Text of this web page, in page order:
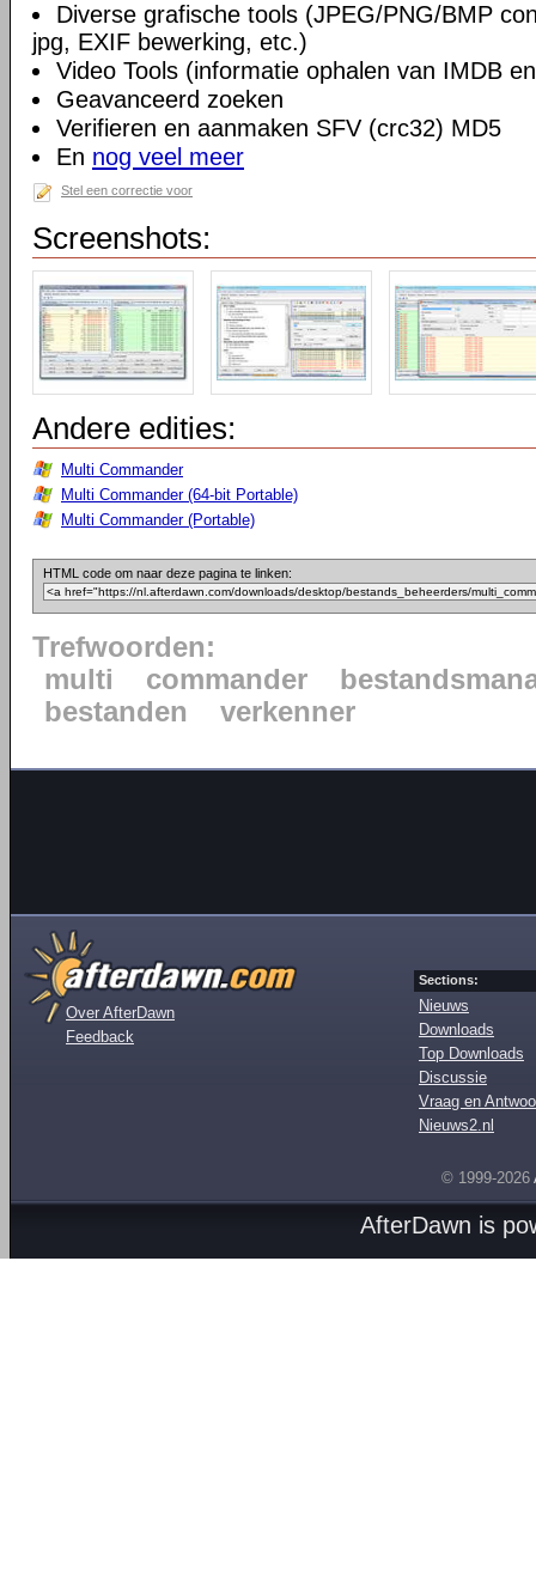
Diverse grafische tools (JPEG/PNG/BMP
jpg, EXIF bewerking, etc.)
Video Tools (informatie ophalen van IMDB
Geavanceerd zoeken
Verifieren en aanmaken SFV (crc32) MD5
En nog veel meer
Stel een correctie voor
Screenshots:
Andere edities:
Multi Commander
Multi Commander (64-bit Portable)
Multi Commander (Portable)
HTML code om naar deze pagina te linken:
Trefwoorden:
multi
commander
bestanden
verkenner
Over AfterDawn
Feedback
Sections:
Nieuws
Downloads
Top Downloads
Discussie
Vraag en
Nieuws2.nl
© 1999-2026
AfterDawn is